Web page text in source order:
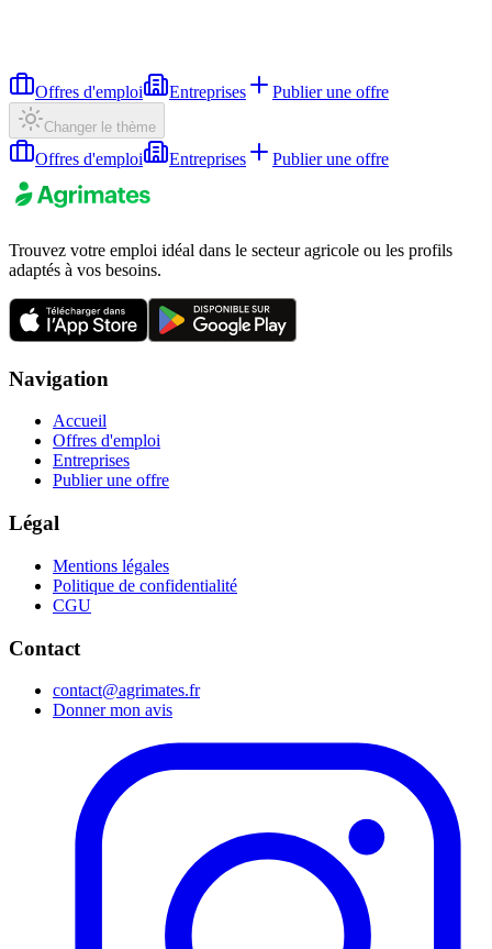
Offres d'emploi Entreprises Publier une offre
Changer le thème
Offres d'emploi Entreprises Publier une offre
Trouvez votre emploi idéal dans le secteur agricole ou les profils
adaptés à vos besoins.
Navigation
Accueil
Offres d'emploi
Entreprises
Publier une offre
Légal
Mentions légales
Politique de confidentialité
CGU
Contact
contact@agrimates.fr
Donner mon avis